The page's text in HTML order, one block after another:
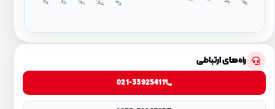
راه‌های ارتباطی
021-33925411